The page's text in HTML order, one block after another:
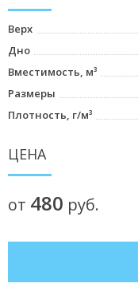
Верх
Дно
Вместимость, м³
Размеры
Плотность, г/м³
ЦЕНА
от 480 руб.